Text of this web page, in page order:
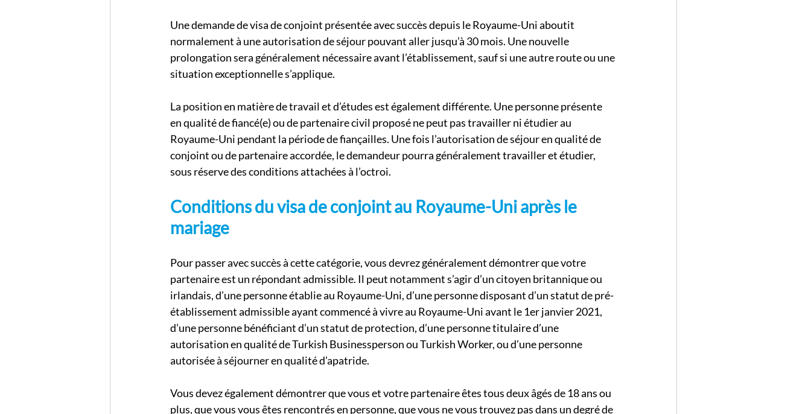
Une demande de visa de conjoint présentée avec succès depuis le Royaume-Uni aboutit
normalement à une autorisation de séjour pouvant aller jusqu’à 30 mois. Une nouvelle
prolongation sera généralement nécessaire avant l’établissement, sauf si une autre route ou une
situation exceptionnelle s’applique.
La position en matière de travail et d’études est également différente. Une personne présente
en qualité de fiancé(e) ou de partenaire civil proposé ne peut pas travailler ni étudier au
Royaume-Uni pendant la période de fiançailles. Une fois l’autorisation de séjour en qualité de
conjoint ou de partenaire accordée, le demandeur pourra généralement travailler et étudier,
sous réserve des conditions attachées à l’octroi.
Conditions du visa de conjoint au Royaume-Uni après le
mariage
Pour passer avec succès à cette catégorie, vous devrez généralement démontrer que votre
partenaire est un répondant admissible. Il peut notamment s’agir d’un citoyen britannique ou
irlandais, d’une personne établie au Royaume-Uni, d’une personne disposant d’un statut de pré-
établissement admissible ayant commencé à vivre au Royaume-Uni avant le 1er janvier 2021,
d’une personne bénéficiant d’un statut de protection, d’une personne titulaire d’une
autorisation en qualité de Turkish Businessperson ou Turkish Worker, ou d’une personne
autorisée à séjourner en qualité d’apatride.
Vous devez également démontrer que vous et votre partenaire êtes tous deux âgés de 18 ans ou
plus, que vous vous êtes rencontrés en personne, que vous ne vous trouvez pas dans un degré de